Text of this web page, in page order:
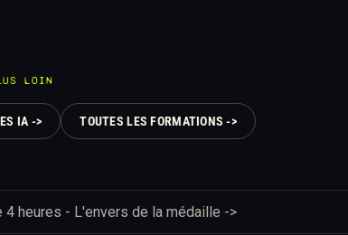
LOIN
IA -> TOUTES LES FORMATIONS ->
4 heures - L'envers de la médaille ->